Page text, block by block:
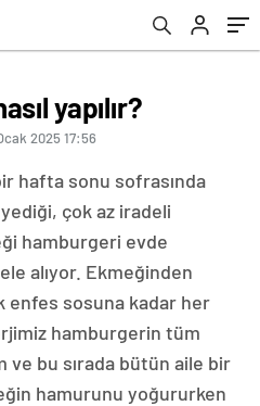
yapılır?
2025 17:56
hafta sonu sofrasında
çok az iradeli
hamburgeri evde
alıyor. Ekmeğinden
sosuna kadar her
hamburgerin tüm
ve bu sırada bütün aile bir
hamurunu yoğururken